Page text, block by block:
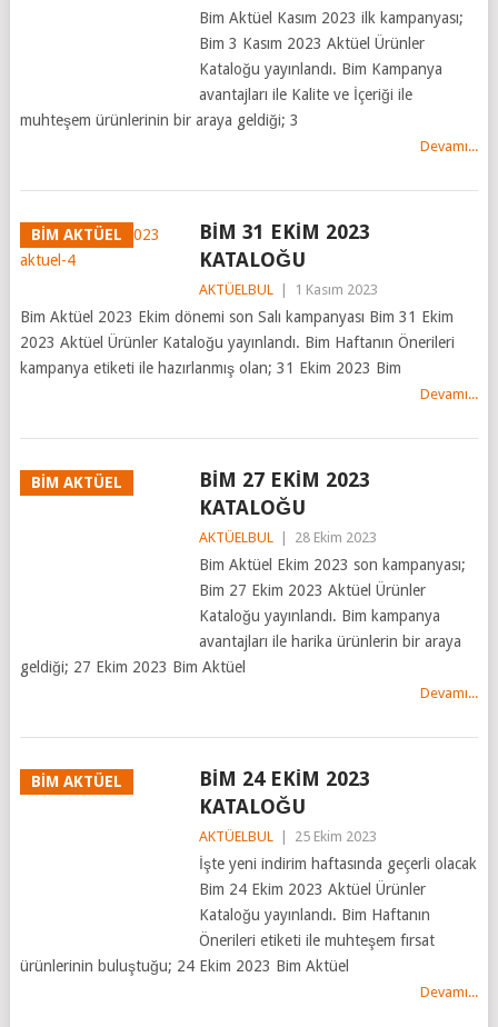
Bim Aktüel Kasım 2023 ilk kampanyası;
Bim 3 Kasım 2023 Aktüel Ürünler
Kataloğu yayınlandı. Bim Kampanya
avantajları ile Kalite ve İçeriği ile
muhteşem ürünlerinin bir araya geldiği; 3
Devamı...
BİM AKTÜEL
BİM 31 EKİM 2023
KATALOĞU
AKTÜELBUL 1 Kasım 2023
Bim Aktüel 2023 Ekim dönemi son Salı kampanyası Bim 31 Ekim
2023 Aktüel Ürünler Kataloğu yayınlandı. Bim Haftanın Önerileri
kampanya etiketi ile hazırlanmış olan; 31 Ekim 2023 Bim
Devamı...
BİM AKTÜEL
BİM 27 EKİM 2023
KATALOĞU
AKTÜELBUL 28 Ekim 2023
Bim Aktüel Ekim 2023 son kampanyası;
Bim 27 Ekim 2023 Aktüel Ürünler
Kataloğu yayınlandı. Bim kampanya
avantajları ile harika ürünlerin bir araya
geldiği; 27 Ekim 2023 Bim Aktüel
Devamı...
BİM AKTÜEL
BİM 24 EKİM 2023
KATALOĞU
AKTÜELBUL 25 Ekim 2023
İşte yeni indirim haftasında geçerli olacak
Bim 24 Ekim 2023 Aktüel Ürünler
Kataloğu yayınlandı. Bim Haftanın
Önerileri etiketi ile muhteşem fırsat
ürünlerinin buluştuğu; 24 Ekim 2023 Bim Aktüel
Devamı...